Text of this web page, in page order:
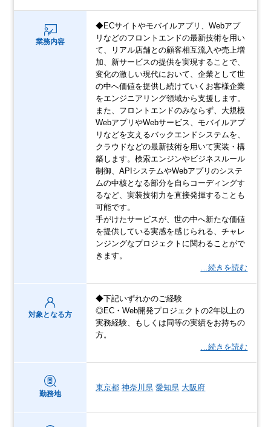
業務内容
◆ECサイトやモバイルアプリ、Webアプ
リなどのフロントエンドの最新技術を用い
て、リアル店舗との顧客相互流入や売上増
加、新サービスの提供を実現することで、
変化の激しい現代において、企業として世
の中へ価値を提供し続けていくお客様企業
をエンジニアリング領域から支援します。
また、フロントエンドのみならず、大規模
WebアプリやWebサービス、モバイルアプ
リなどを支えるバックエンドシステムを、
クラウドなどの最新技術を用いて実装・構
築します。検索エンジンやビジネスルール
制御、APIシステムやWebアプリのシステ
ムの中核となる部分を自らコーディングす
るなど、実装技術力を直接発揮することも
可能です。
手がけたサービスが、世の中へ新たな価値
を提供している実感を感じられる、チャレ
ンジングなプロジェクトに関わることがで
きます。
…続きを読む
対象となる方
◆下記いずれかのご経験
◎EC・Web開発プロジェクトの2年以上の
実務経験、もしくは同等の実績をお持ちの
方。
…続きを読む
勤務地
東京都 神奈川県 愛知県 大阪府